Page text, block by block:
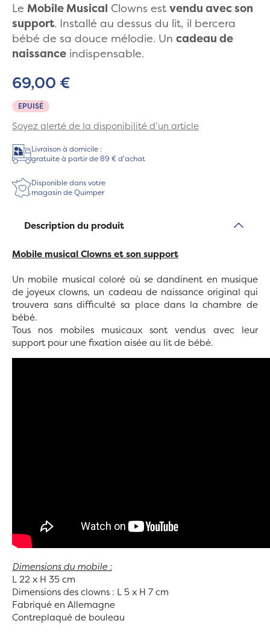
Le Mobile Musical Clowns est vendu avec son
support. Installé au dessus du lit, il bercera
bébé de sa douce mélodie. Un cadeau de
naissance indispensable.
EPUISÉ
69,00 €
Soyez alerté de la disponibilité d’un article
Livraison à domicile :
gratuite à partir de 89 € d'achat
Disponible dans votre
magasin de Quimper
Description du produit
Mobile musical Clowns et son support
Un mobile musical coloré où se dandinent en musique
de joyeux clowns, un cadeau de naissance original qui
trouvera sans difficulté sa place dans la chambre de
bébé.
Tous nos mobiles musicaux sont vendus avec leur
support pour une fixation aisée au lit de bébé.
Dimensions du mobile :
L 22 x H 35 cm
Dimensions des clowns : L 5 x H 7 cm
Fabriqué en Allemagne
Contreplaqué de bouleau